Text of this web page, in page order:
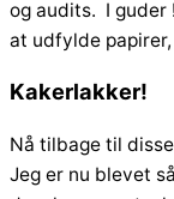
og audits. I guder
at udfylde
Kakerlakker!
Nå tilbage til disse
Jeg er nu blevet